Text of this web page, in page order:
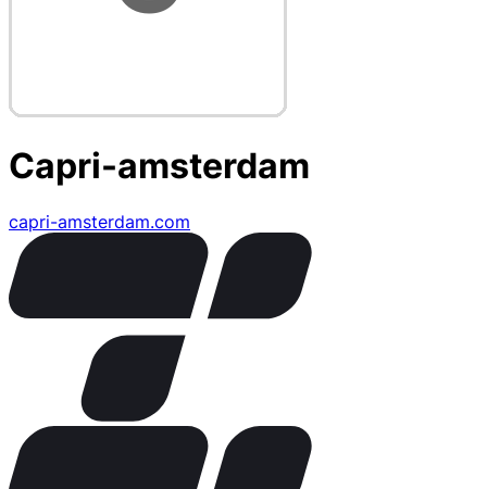
Capri-amsterdam
capri-amsterdam.com